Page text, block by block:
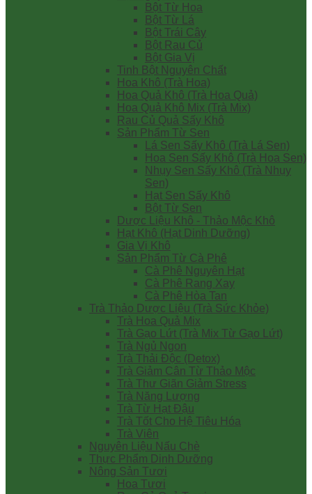
Bột Từ Hoa
Bột Từ Lá
Bột Trái Cây
Bột Rau Củ
Bột Gia Vị
Tinh Bột Nguyên Chất
Hoa Khô (Trà Hoa)
Hoa Quả Khô (Trà Hoa Quả)
Hoa Quả Khô Mix (Trà Mix)
Rau Củ Quả Sấy Khô
Sản Phẩm Từ Sen
Lá Sen Sấy Khô (Trà Lá Sen)
Hoa Sen Sấy Khô (Trà Hoa Sen)
Nhụy Sen Sấy Khô (Trà Nhụy
Sen)
Hạt Sen Sấy Khô
Bột Từ Sen
Dược Liệu Khô - Thảo Mộc Khô
Hạt Khô (Hạt Dinh Dưỡng)
Gia Vị Khô
Sản Phẩm Từ Cà Phê
Cà Phê Nguyên Hạt
Cà Phê Rang Xay
Cà Phê Hòa Tan
Trà Thảo Dược Liệu (Trà Sức Khỏe)
Trà Hoa Quả Mix
Trà Gạo Lứt (Trà Mix Từ Gạo Lứt)
Trà Ngủ Ngon
Trà Thải Độc (Detox)
Trà Giảm Cân Từ Thảo Mộc
Trà Thư Giãn Giảm Stress
Trà Năng Lượng
Trà Từ Hạt Đậu
Trà Tốt Cho Hệ Tiêu Hóa
Trà Viên
Nguyên Liệu Nấu Chè
Thực Phẩm Dinh Dưỡng
Nông Sản Tươi
Hoa Tươi